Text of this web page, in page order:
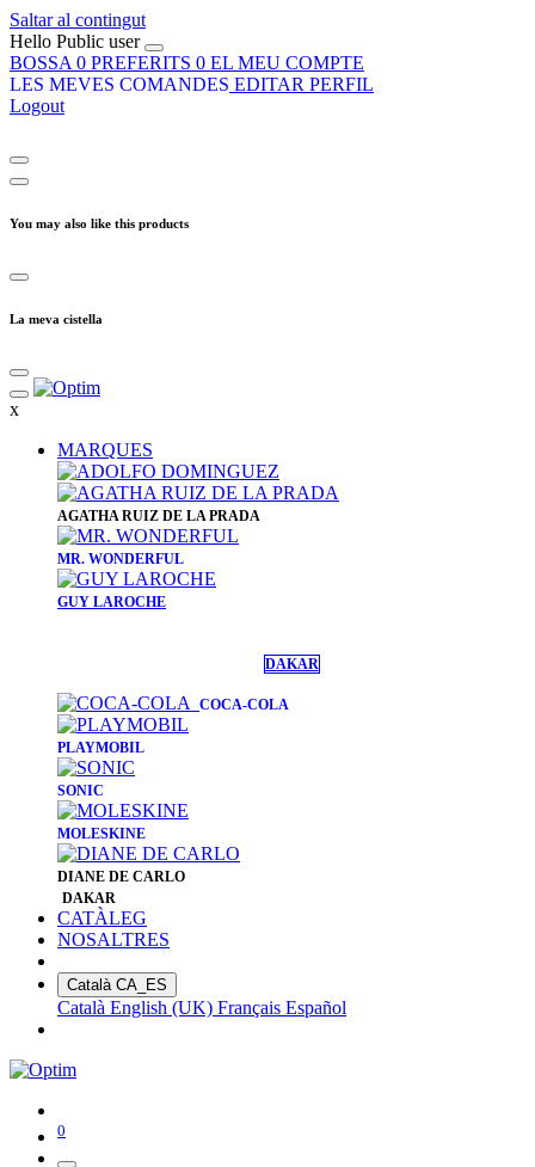
Saltar al contingut
Hello Public user
BOSSA 0 PREFERITS 0 EL MEU COMPTE
LES MEVES COMANDES EDITAR PERFIL
Logout
You may also like this products
La meva cistella
x
MARQUES
​AGATHA RUIZ DE LA PRADA
​MR. WONDERFUL
GUY LAROCHE
DAKAR
COCA-COLA
PLAYMOBIL
SONIC
MOLESKINE
DIANE DE CARLO
DAKAR
CATÀLEG
NOSALTRES
Català CA_ES
Català English (UK) Français Español
0